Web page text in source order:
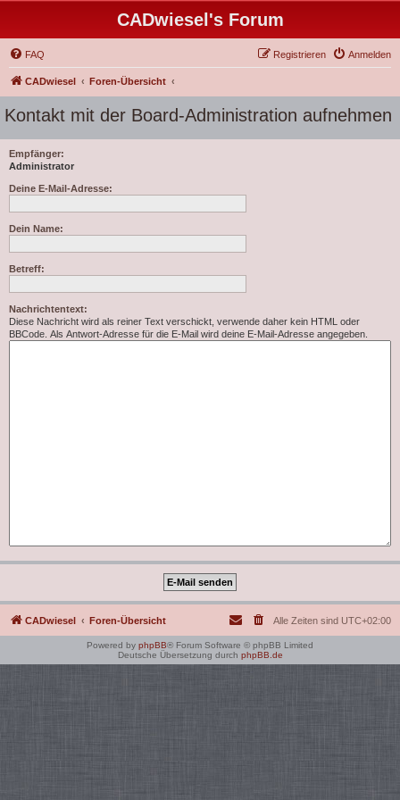
CADwiesel's Forum
FAQ Anmelden
Registrieren
CADwiesel Foren-Übersicht
Kontakt mit der Board-Administration aufnehmen
Empfänger:
Administrator
Deine E-Mail-Adresse:
Dein Name:
Betreff:
Nachrichtentext:
Diese Nachricht wird als reiner Text verschickt, verwende daher kein HTML oder
BBCode. Als Antwort-Adresse für die E-Mail wird deine E-Mail-Adresse angegeben.
CADwiesel Foren-Übersicht Alle Zeiten sind UTC+02:00
Powered by phpBB® Forum Software © phpBB Limited
Deutsche Übersetzung durch phpBB.de